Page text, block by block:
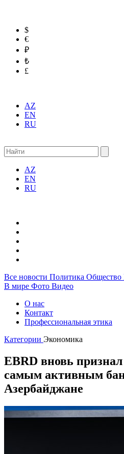
$
€
₽
₺
£
AZ
EN
RU
AZ
EN
RU
Все новости Политика Общество
В мире Фото Видео
О нас
Контакт
Профессиональная этика
Категории Экономика
EBRD вновь
самым активным
Азербайджане